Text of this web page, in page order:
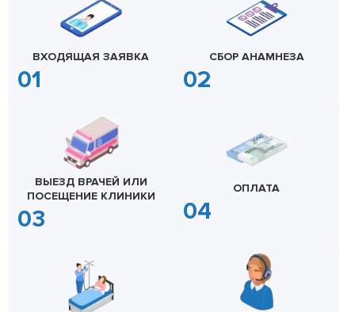
ВХОДЯЩАЯ ЗАЯВКА СБОР АНАМНЕЗА
ВЫЕЗД ВРАЧЕЙ ИЛИ
ПОСЕЩЕНИЕ КЛИНИКИ
ОПЛАТА